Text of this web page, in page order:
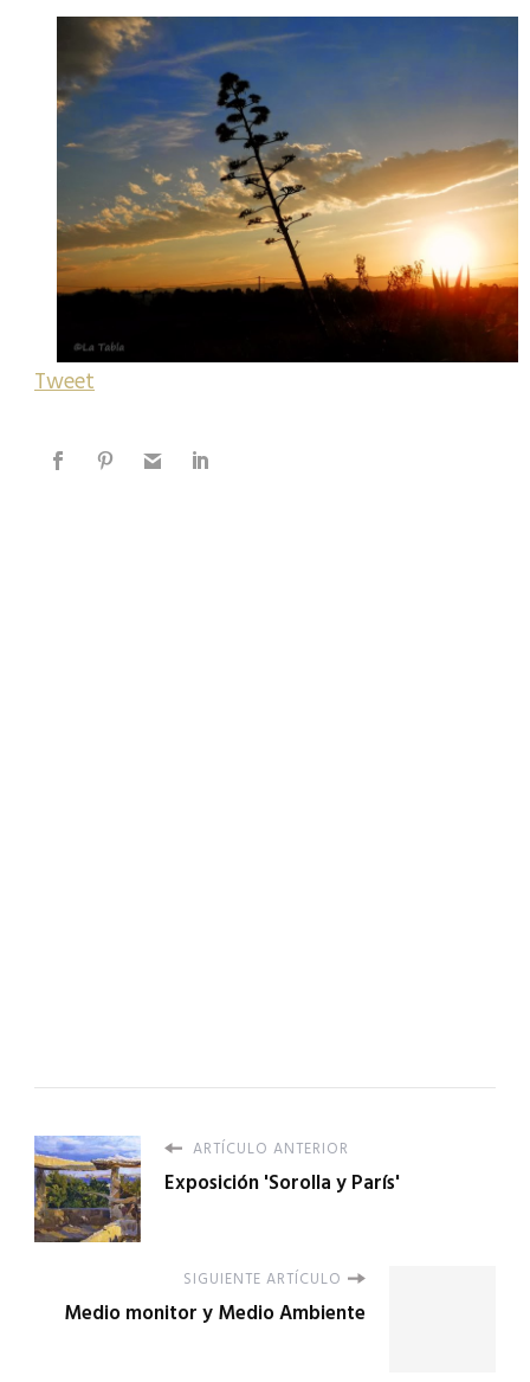
Tweet
ARTÍCULO ANTERIOR
Exposición 'Sorolla y París'
SIGUIENTE ARTÍCULO
Medio monitor y Medio Ambiente